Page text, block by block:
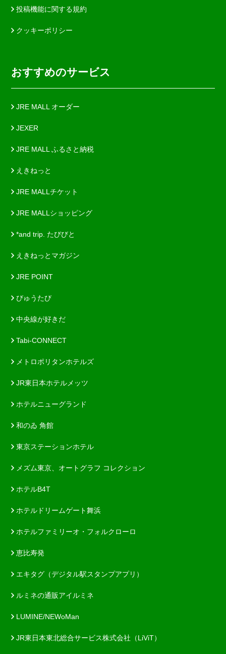
投稿機能に関する規約
クッキーポリシー
おすすめのサービス
JRE MALL オーダー
JEXER
JRE MALL ふるさと納税
えきねっと
JRE MALLチケット
JRE MALLショッピング
*and trip. たびびと
えきねっとマガジン
JRE POINT
びゅうたび
中央線が好きだ
Tabi-CONNECT
メトロポリタンホテルズ
JR東日本ホテルメッツ
ホテルニューグランド
和のゐ 角館
東京ステーションホテル
メズム東京、オートグラフ コレクション
ホテルB4T
ホテルドリームゲート舞浜
ホテルファミリーオ・フォルクローロ
恵比寿発
エキタグ（デジタル駅スタンプアプリ）
ルミネの通販アイルミネ
LUMINE/NEWoMan
JR東日本東北総合サービス株式会社（LiViT）